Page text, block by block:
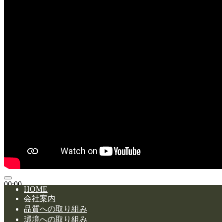
00:00
00:00
02:31
ボリューム調節には上下矢印キーを使ってください。
HOME
会社案内
品質への取り組み
環境への取り組み